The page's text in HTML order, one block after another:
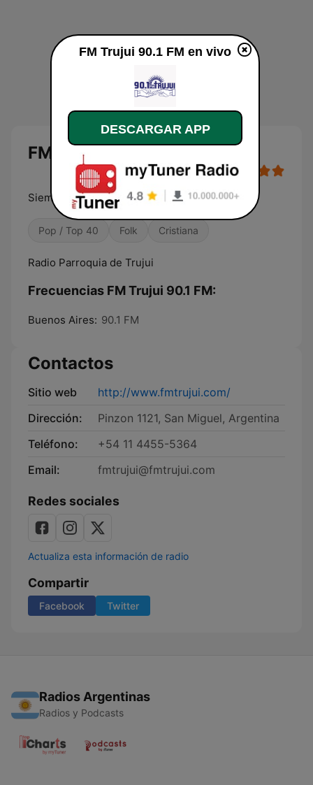
FM Trujui 90.1 FM en vivo
Siempre Junto a Vos!!!
Pop / Top 40 Folk Cristiana
Radio Parroquia de Trujui
Frecuencias FM Trujui 90.1 FM:
Buenos Aires: 90.1 FM
Contactos
Sitio web
http://www.fmtrujui.com/
Dirección:
Pinzon 1121, San Miguel, Argentina
Teléfono:
+54 11 4455-5364
Email:
fmtrujui@fmtrujui.com
Redes sociales
Actualiza esta información de radio
Compartir
Facebook Twitter
Radios Argentinas
Radios y Podcasts
FM Trujui 90.1 FM en vivo
DESCARGAR APP